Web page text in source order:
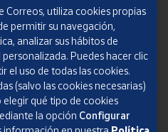
Correos, utiliza cookies propias
permitir su navegación,
analizar sus hábitos de
Puedes hacer clic
el uso de todas las cookies.
(salvo las cookies necesarias)
qué tipo de cookies
la opción Configurar